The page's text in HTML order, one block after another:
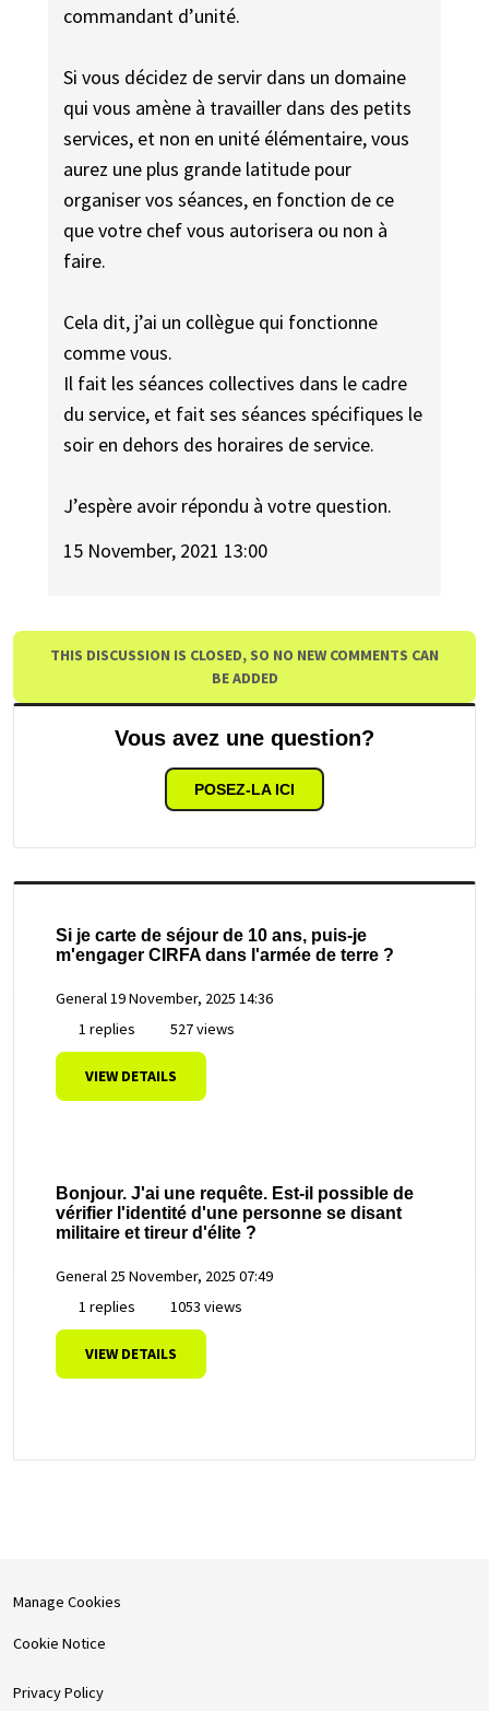
commandant d’unité.
Si vous décidez de servir dans un domaine
qui vous amène à travailler dans des petits
services, et non en unité élémentaire, vous
aurez une plus grande latitude pour
organiser vos séances, en fonction de ce
que votre chef vous autorisera ou non à
faire.
Cela dit, j’ai un collègue qui fonctionne
comme vous.
Il fait les séances collectives dans le cadre
du service, et fait ses séances spécifiques le
soir en dehors des horaires de service.
J’espère avoir répondu à votre question.
15 November, 2021 13:00
THIS DISCUSSION IS CLOSED, SO NO NEW COMMENTS CAN
BE ADDED
Vous avez une question?
POSEZ-LA ICI
Si je carte de séjour de 10 ans, puis-je
m'engager CIRFA dans l'armée de terre ?
General19 November, 2025 14:36
1 replies
527 views
VIEW DETAILS
Bonjour. J'ai une requête. Est-il possible de
vérifier l'identité d'une personne se disant
militaire et tireur d'élite ?
General 25 November, 2025 07:49
1 replies
1053 views
VIEW DETAILS
Manage Cookies
Cookie Notice
Privacy Policy